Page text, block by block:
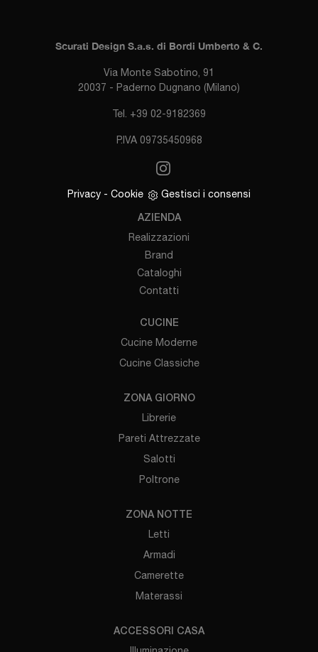
Scurati Design S.a.s. di Bordi Umberto & C.
Via Monte Sabotino, 91
20037 - Paderno Dugnano (Milano)
Tel. +39 02-9182369
P.IVA 09735450968
Privacy - Cookie Gestisci i consensi
AZIENDA
Realizzazioni
Brand
Cataloghi
Contatti
CUCINE
Cucine Moderne
Cucine Classiche
ZONA GIORNO
Librerie
Pareti Attrezzate
Salotti
Poltrone
ZONA NOTTE
Letti
Armadi
Camerette
Materassi
ACCESSORI CASA